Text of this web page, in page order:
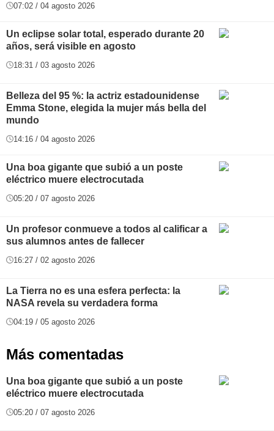
07:02 / 04 agosto 2026
Un eclipse solar total, esperado durante 20
años, será visible en agosto
18:31 / 03 agosto 2026
Belleza del 95 %: la actriz estadounidense
Emma Stone, elegida la mujer más bella del
mundo
14:16 / 04 agosto 2026
Una boa gigante que subió a un poste
eléctrico muere electrocutada
05:20 / 07 agosto 2026
Un profesor conmueve a todos al calificar a
sus alumnos antes de fallecer
16:27 / 02 agosto 2026
La Tierra no es una esfera perfecta: la
NASA revela su verdadera forma
04:19 / 05 agosto 2026
Más comentadas
Una boa gigante que subió a un poste
eléctrico muere electrocutada
05:20 / 07 agosto 2026